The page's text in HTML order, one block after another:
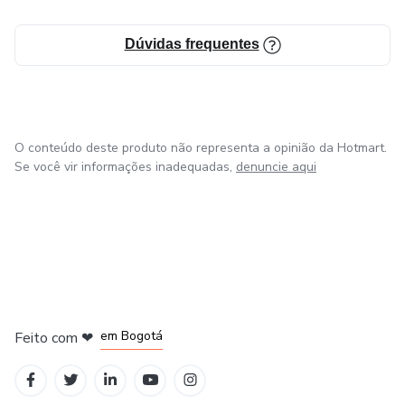
Dúvidas frequentes
O conteúdo deste produto não representa a opinião da Hotmart.
Se você vir informações inadequadas, denuncie aqui
Feito com ❤ em Bogotá